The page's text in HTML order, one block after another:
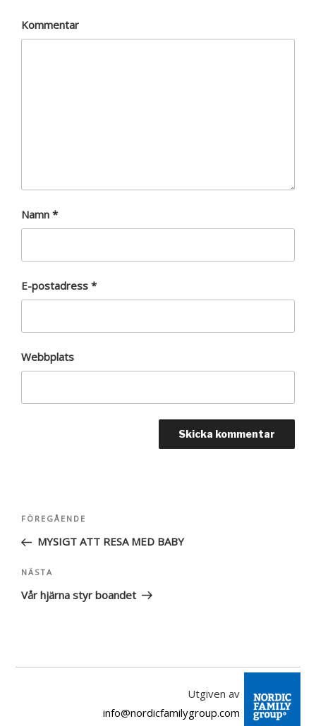
Kommentar
Namn *
E-postadress *
Webbplats
Inläggsnavigering
Föregående
inlägg
FÖREGÅENDE
MYSIGT ATT RESA MED BABY
Nästa
inlägg
NÄSTA
Vår hjärna styr boandet
Utgiven av
info@nordicfamilygroup.com